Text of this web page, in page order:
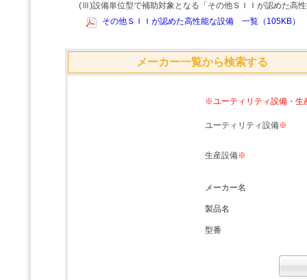
(Ⅲ)設備単位型で補助対象となる「その他ＳＩＩが認めた高
その他ＳＩＩが認めた高性能な設備 一覧（105KB）
メーカー一覧から検索する
※ユーティリティ設備・生
ユーティリティ設備※
生産設備※
メーカー名
製品名
型番